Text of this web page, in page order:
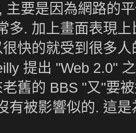
主要是因為網路的
多. 加上畫面表現
快的就受到很多
提出 "Web 2.0"
舊的 BBS "又"要
有被影響似的. 這